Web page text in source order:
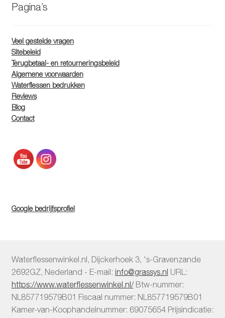
Pagina’s
Veel gestelde vragen
Sitebeleid
Terugbetaal- en retourneringsbeleid
Algemene voorwaarden
Waterflessen bedrukken
Reviews
Blog
Contact
Google bedrijfsprofiel
Waterflessenwinkel.nl, Dijckerhoek 3, 's-Gravenzande
2692GZ, Nederland - E-mail: info@grassys.nl URL:
https://www.waterflessenwinkel.nl/ Btw-nummer:
NL857719579B01 Fiscaal nummer: NL857719579B01
Kamer-van-Koophandelnummer: 69075654 Prijsindicatie: